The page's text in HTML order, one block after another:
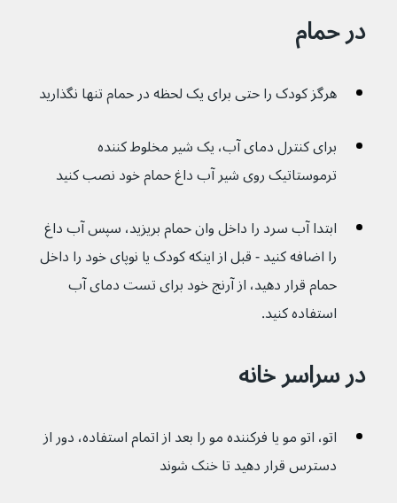
در حمام
هرگز کودک را حتی برای یک لحظه در حمام تنها نگذارید
برای کنترل دمای آب، یک شیر مخلوط کننده
ترموستاتیک روی شیر آب داغ حمام خود نصب کنید
ابتدا آب سرد را داخل وان حمام بریزید، سپس آب داغ
را اضافه کنید - قبل از اینکه کودک یا نوپای خود را داخل
حمام قرار دهید، از آرنج خود برای تست دمای آب
استفاده کنید.
در سراسر خانه
اتو، اتو مو یا فرکننده مو را بعد از اتمام استفاده، دور از
دسترس قرار دهید تا خنک شوند